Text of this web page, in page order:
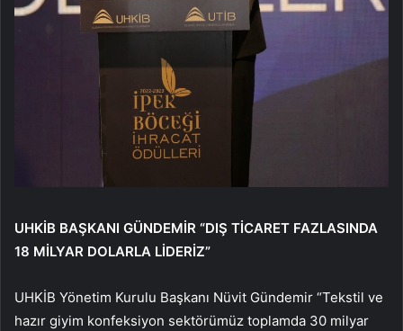
UHKİB BAŞKANI GÜNDEMİR “DIŞ TİCARET FAZLASINDA
18 MİLYAR DOLARLA LİDERİZ”
UHKİB Yönetim Kurulu Başkanı Nüvit Gündemir “Tekstil ve
hazır giyim konfeksiyon sektörümüz toplamda 30 milyar